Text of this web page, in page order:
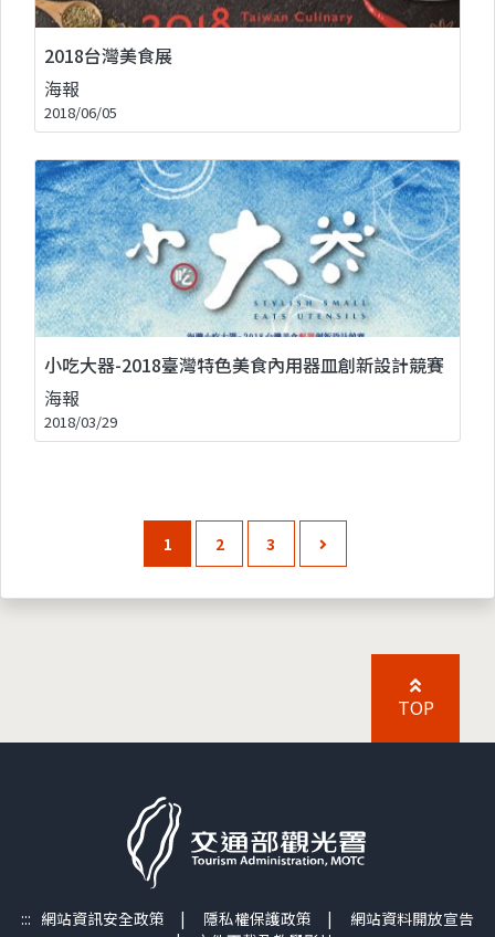
2018台灣美食展
海報
2018/06/05
小吃大器-2018臺灣特色美食內用器皿創新設計競賽
海報
2018/03/29
1 2 3
TOP
::: 網站資訊安全政策 | 隱私權保護政策 | 網站資料開放宣告